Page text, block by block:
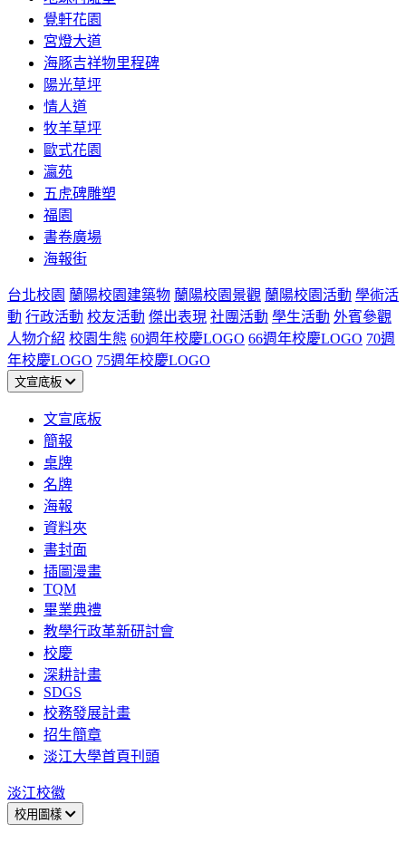
覺軒花園
宮燈大道
海豚吉祥物里程碑
陽光草坪
情人道
牧羊草坪
歐式花園
瀛苑
五虎碑雕塑
福園
書卷廣場
海報街
台北校園 蘭陽校園建築物 蘭陽校園景觀 蘭陽校園活動 學術活
動 行政活動 校友活動 傑出表現 社團活動 學生活動 外賓參觀
人物介紹 校園生態 60週年校慶LOGO 66週年校慶LOGO 70週
年校慶LOGO 75週年校慶LOGO
文宣底板
文宣底板
簡報
桌牌
名牌
海報
資料夾
書封面
插圖漫畫
TQM
畢業典禮
教學行政革新研討會
校慶
深耕計畫
SDGS
校務發展計畫
招生簡章
淡江大學首頁刊頭
淡江校徽
校用圖樣